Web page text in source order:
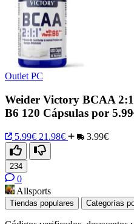
Outlet PC
Weider Victory BCAA
B6 120 Cápsulas por
5.99€ 21.98€ 3.99€
234
0
Allsports
Tiendas populares Categorías